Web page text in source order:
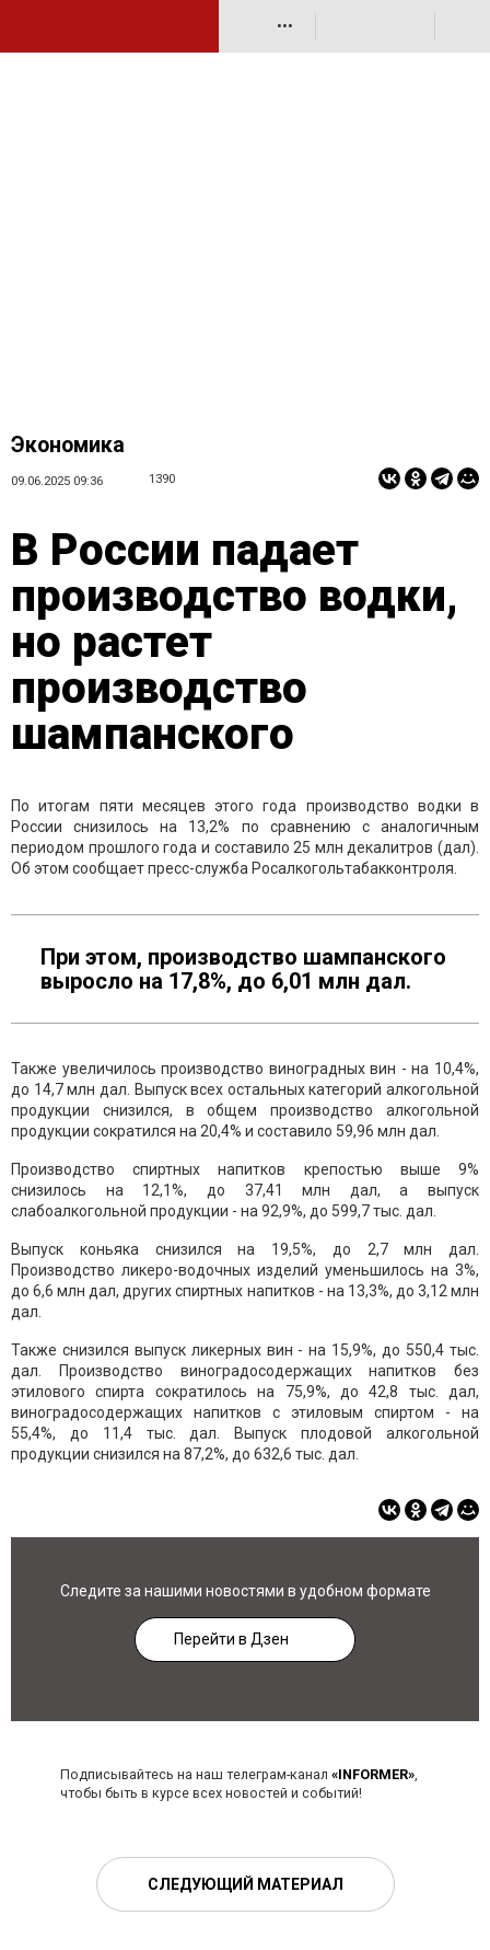
•••
Экономика
09.06.2025 09:36 1390
В России падает
производство водки,
но растет
производство
шампанского
По итогам пяти месяцев этого года производство водки в
России снизилось на 13,2% по сравнению с аналогичным
периодом прошлого года и составило 25 млн декалитров (дал).
Об этом сообщает пресс-служба Росалкогольтабакконтроля.
При этом, производство шампанского
выросло на 17,8%, до 6,01 млн дал.
Также увеличилось производство виноградных вин - на 10,4%,
до 14,7 млн дал. Выпуск всех остальных категорий алкогольной
продукции снизился, в общем производство алкогольной
продукции сократился на 20,4% и составило 59,96 млн дал.
Производство спиртных напитков крепостью выше 9%
снизилось на 12,1%, до 37,41 млн дал, а выпуск
слабоалкогольной продукции - на 92,9%, до 599,7 тыс. дал.
Выпуск коньяка снизился на 19,5%, до 2,7 млн дал.
Производство ликеро-водочных изделий уменьшилось на 3%,
до 6,6 млн дал, других спиртных напитков - на 13,3%, до 3,12 млн
дал.
Также снизился выпуск ликерных вин - на 15,9%, до 550,4 тыс.
дал. Производство виноградосодержащих напитков без
этилового спирта сократилось на 75,9%, до 42,8 тыс. дал,
виноградосодержащих напитков с этиловым спиртом - на
55,4%, до 11,4 тыс. дал. Выпуск плодовой алкогольной
продукции снизился на 87,2%, до 632,6 тыс. дал.
Следите за нашими новостями в удобном формате
Перейти в Дзен
Подписывайтесь на наш телеграм-канал «INFORMER»,
чтобы быть в курсе всех новостей и событий!
СЛЕДУЮЩИЙ МАТЕРИАЛ